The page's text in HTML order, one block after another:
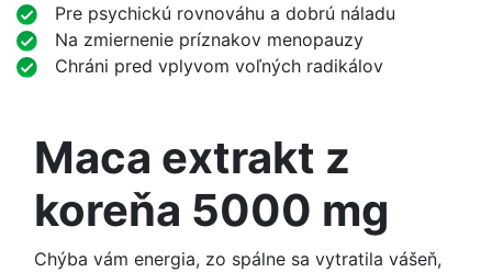
Pre psychickú rovnováhu a dobrú náladu
Na zmiernenie príznakov menopauzy
Chráni pred vplyvom voľných radikálov
Maca extrakt z
koreňa 5000 mg
Chýba vám energia, zo spálne sa vytratila vášeň,